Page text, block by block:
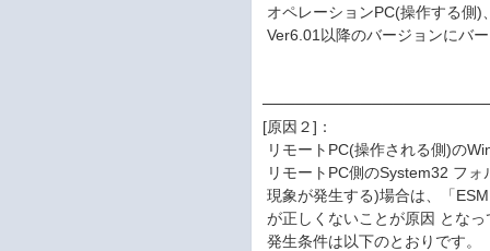
オペレーションPC(操作する側
Ver6.01以降のバージョンにバ
[原因２]：
リモートPC(操作される側)の
リモートPC側のSystem32 フ
現象が発生する)場合は、「
が正しくないことが原因 とな
発生条件は以下のとおりです。